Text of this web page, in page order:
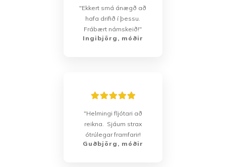
"Ekkert smá ánægð að
hafa drifið í þessu.
Frábært námskeið!"
Ingibjörg, móðir
"Helmingi fljótari að
reikna. Sjáum strax
ótrúlegar framfarir!
Guðbjörg, móðir